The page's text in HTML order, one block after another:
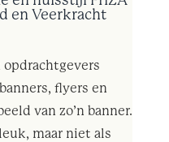
en Veerkracht
flyers en
van zo’n banner.
maar niet als